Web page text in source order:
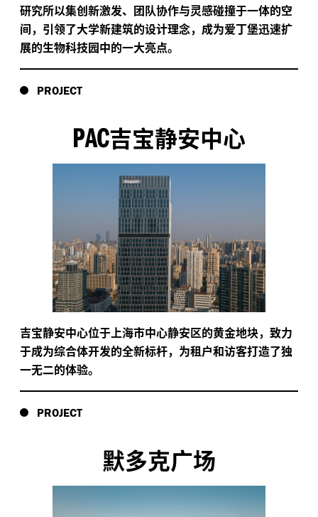
研究所以集创新激发、团队协作与灵感碰撞于一体的空
间，引领了大学新建筑的设计理念，成为爱丁堡迅速扩
展的生物科技园中的一大亮点。
PROJECT
PAC吉宝静安中心
吉宝静安中心位于上海市中心静安区的黄金地块，致力
于成为综合体开发的全新标杆，为租户和访客打造了独
一无二的体验。
PROJECT
默多克广场